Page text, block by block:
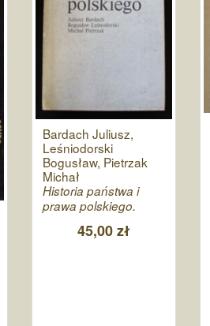
Bardach Juliusz,
Leśniodorski
Bogusław, Pietrzak
Michał
Historia państwa i
prawa polskiego.
45,00 zł